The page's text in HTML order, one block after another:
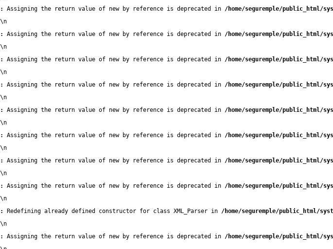
:
Assigning the return value of new by reference is deprecated in /home/seguremple/public_html/
\n
:
Assigning the return value of new by reference is deprecated in /home/seguremple/public_html/
\n
:
Assigning the return value of new by reference is deprecated in /home/seguremple/public_html/
\n
:
Assigning the return value of new by reference is deprecated in /home/seguremple/public_html/
\n
:
Assigning the return value of new by reference is deprecated in /home/seguremple/public_html/
\n
:
Assigning the return value of new by reference is deprecated in /home/seguremple/public_html/
\n
:
Assigning the return value of new by reference is deprecated in /home/seguremple/public_html/
\n
:
Assigning the return value of new by reference is deprecated in /home/seguremple/public_html/
\n
:
Redefining already defined constructor for class XML_Parser in /home/seguremple/public_html/
\n
:
Assigning the return value of new by reference is deprecated in /home/seguremple/public_html/